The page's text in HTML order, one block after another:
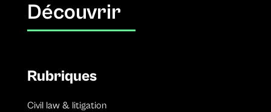
Découvrir
Rubriques
Civil law & litigation